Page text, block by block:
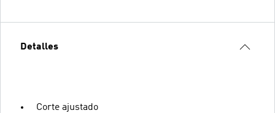
Detalles
Corte ajustado